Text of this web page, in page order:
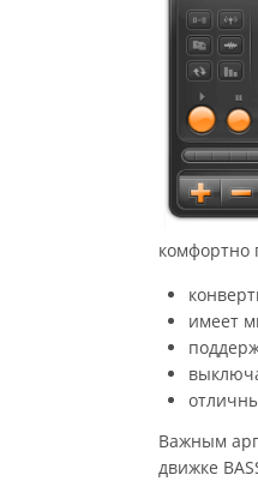
комфортно
имеет
Важным
движке